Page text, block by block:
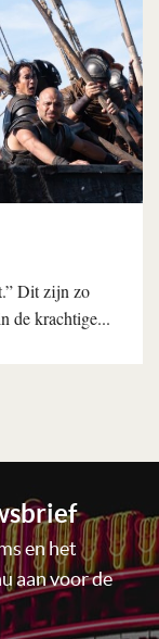
Dit zijn zo
de krachtige...
en het
aan voor de